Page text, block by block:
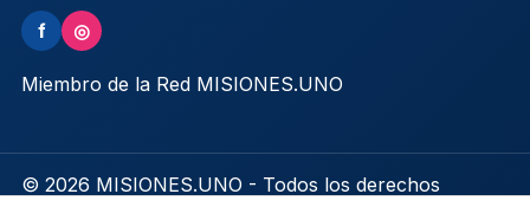
f ◎
Miembro de la Red MISIONES.UNO
© 2026 MISIONES.UNO - Todos los derechos